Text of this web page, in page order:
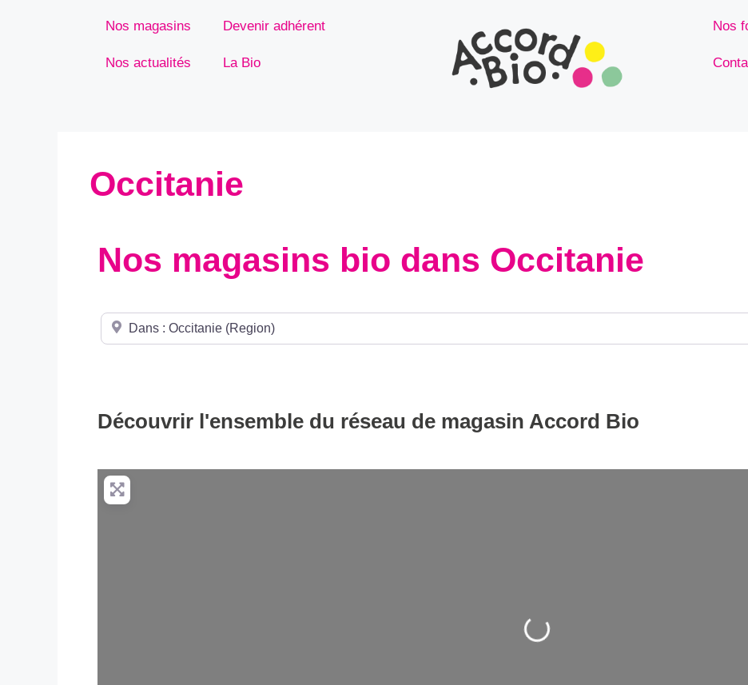
Nos magasins Devenir adhérent
Nos actualités La Bio
Nos
Occitanie
Nos magasins bio dans Occitanie
Département, Ville, ou code postal...
Découvrir l'ensemble du réseau de magasin Accord Bio
Loading...